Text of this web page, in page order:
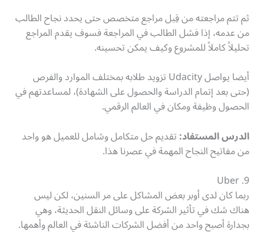
ثم تتم مراجعته من قِبل مراجع متخصص حتى يحدد نجاح الطالب
من عدمه، إذا فشل الطالب في المراجعة فسوف يقدم المراجع
تحليلاً كاملاً للمشروع وكيف يمكن تحسينه.
أيضا يواصل Udacity تزويد طلابه بمختلف الموارد والفرص
(حتى بعد إتمام الدراسة والحصول على الشهادة)، لمساعدتهم في
الحصول وظيفة ومكان في العالم الرقمي.
الدرس المستفاد:تقديم حل متكامل وشامل للعميل هو واحد
من مفاتيح النجاح المهمة في عصرنا هذا.
9. Uber
ربما كان لدى أوبر بعض المشاكل على مر السنين، لكن ليس
هناك شك في تأثير الشركة على وسائل النقل الحديثة، وهي
بجدارة أصبح واحد من أفضل الشركات الناشئة في العالم وأهمها.